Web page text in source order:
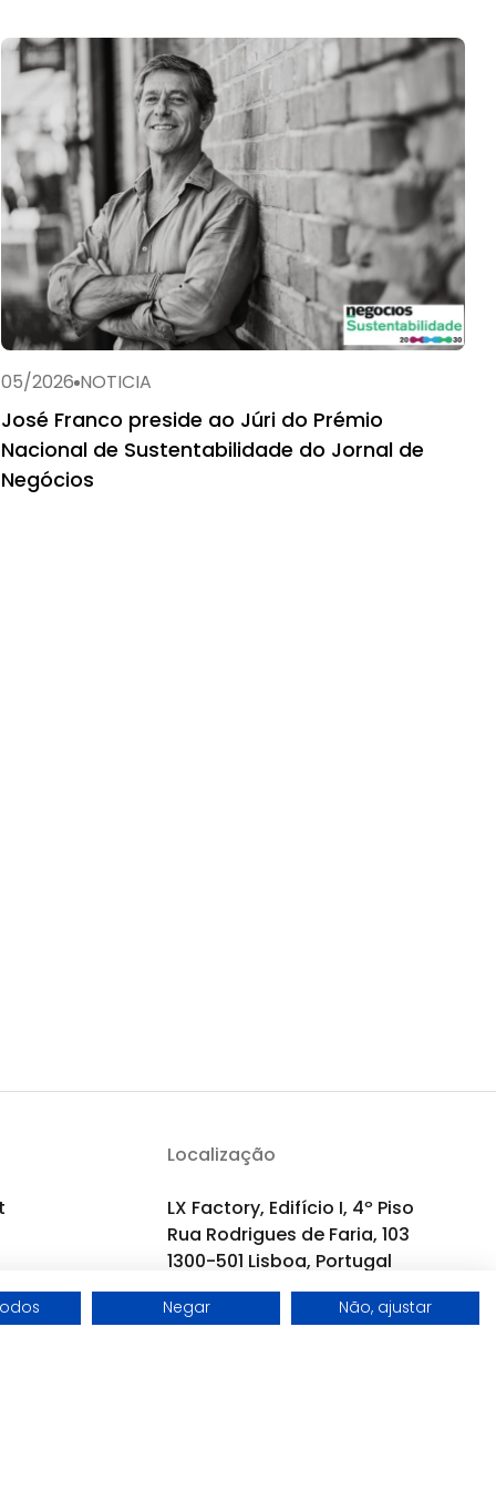
05/2026 NOTICIA
José Franco preside ao Júri do Prémio
Nacional de Sustentabilidade do Jornal de
Negócios
Localização
LX Factory, Edifício I, 4º Piso
Rua Rodrigues de Faria, 103
1300-501 Lisboa, Portugal
Negar Não, ajustar